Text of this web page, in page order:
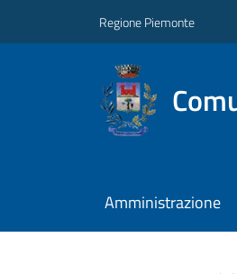
Regione Piemonte
Amministrazione